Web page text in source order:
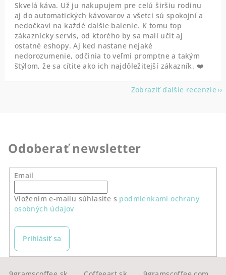
Skvelá káva. Už ju nakupujem pre celú širšiu rodinu
aj do automatických kávovarov a všetci sú spokojní a
nedočkaví na každé dalšie balenie. K tomu top
zákaznícky servis, od ktorého by sa mali učit aj
ostatné eshopy. Aj ked nastane nejaké
nedorozumenie, odčinia to veľmi promptne a takým
štýlom, že sa cítite ako ich najdôležitejší zákazník. ❤️
Zobraziť ďalšie recenzie
Odoberať newsletter
Email
Vložením e-mailu súhlasíte s podmienkami ochrany
osobných údajov
Prihlásiť sa